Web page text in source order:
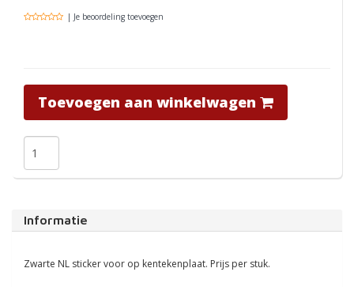
| Je beoordeling toevoegen
Toevoegen aan winkelwagen
Informatie
Zwarte NL sticker voor op kentekenplaat. Prijs per stuk.